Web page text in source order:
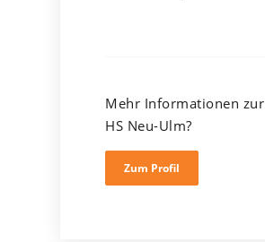
Mehr Informationen zur
HS Neu-Ulm?
Zum Profil